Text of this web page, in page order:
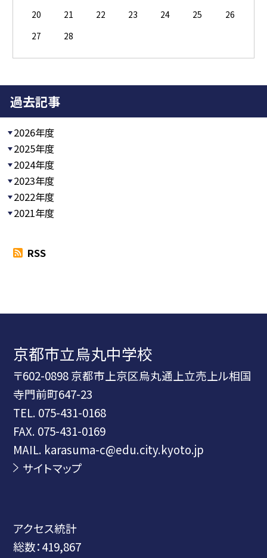
20
21 22 23 24 25
26
27
28
過去記事
2026年度
2025年度
2024年度
2023年度
2022年度
2021年度
RSS
京都市立烏丸中学校
〒602-0898 京都市上京区烏丸通上立売上ル相国
寺門前町647-23
TEL. 075-431-0168
FAX. 075-431-0169
MAIL. karasuma-c@edu.city.kyoto.jp
サイトマップ
アクセス統計
総数：419,867